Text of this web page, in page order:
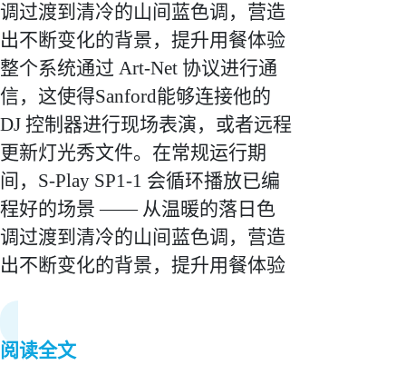
调过渡到清冷的山间蓝色调，营造
出不断变化的背景，提升用餐体验
整个系统通过 Art-Net 协议进行通
信，这使得Sanford能够连接他的
DJ 控制器进行现场表演，或者远程
更新灯光秀文件。在常规运行期
间，S-Play SP1-1 会循环播放已编
程好的场景 —— 从温暖的落日色
调过渡到清冷的山间蓝色调，营造
出不断变化的背景，提升用餐体验
阅读全文